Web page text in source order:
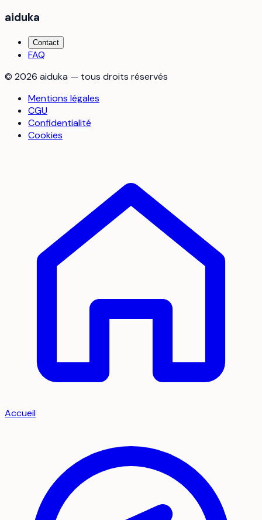
aiduka
Contact
FAQ
© 2026 aiduka — tous droits réservés
Mentions légales
CGU
Confidentialité
Cookies
Accueil